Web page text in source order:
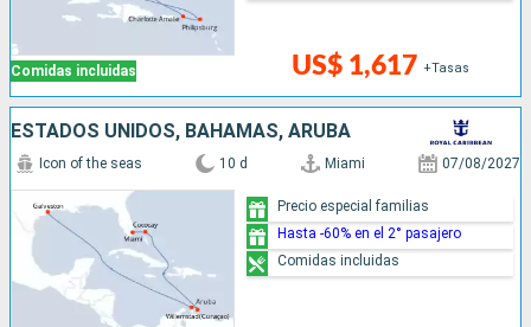
Comidas incluidas US$ 1,617 +Tasas
ESTADOS UNIDOS, BAHAMAS, ARUBA
Icon of the seas 10 d Miami 07/08/2027
Precio especial familias
Hasta -60% en el 2° pasajero
Comidas incluidas